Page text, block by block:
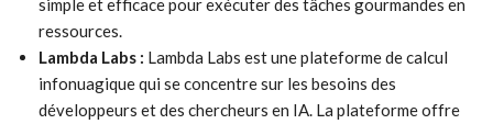
simple et efficace pour exécuter des tâches gourmandes en
ressources.
Lambda Labs : Lambda Labs est une plateforme de calcul
infonuagique qui se concentre sur les besoins des
développeurs et des chercheurs en IA. La plateforme offre